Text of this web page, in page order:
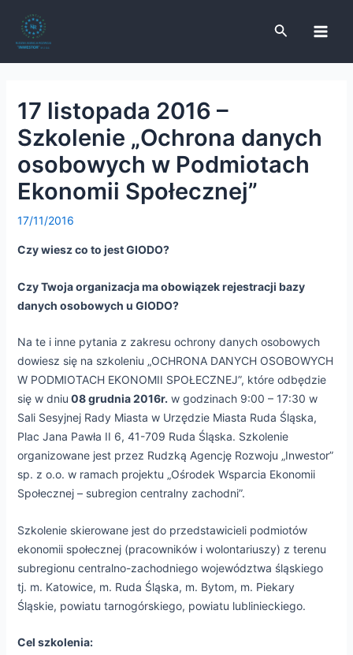
content
Search
17 listopada 2016 –
Szkolenie „Ochrona danych
osobowych w Podmiotach
Ekonomii Społecznej”
17/11/2016
Czy wiesz co to jest GIODO?
Czy Twoja organizacja ma obowiązek rejestracji bazy
danych osobowych u GIODO?
Na te i inne pytania z zakresu ochrony danych osobowych
dowiesz się na szkoleniu „OCHRONA DANYCH OSOBOWYCH
W PODMIOTACH EKONOMII SPOŁECZNEJ”, które odbędzie
się w dniu 08 grudnia 2016r. w godzinach 9:00 – 17:30 w
Sali Sesyjnej Rady Miasta w Urzędzie Miasta Ruda Śląska,
Plac Jana Pawła II 6, 41-709 Ruda Śląska. Szkolenie
organizowane jest przez Rudzką Agencję Rozwoju „Inwestor”
sp. z o.o. w ramach projektu „Ośrodek Wsparcia Ekonomii
Społecznej – subregion centralny zachodni”.
Szkolenie skierowane jest do przedstawicieli podmiotów
ekonomii społecznej (pracowników i wolontariuszy) z terenu
subregionu centralno-zachodniego województwa śląskiego
tj. m. Katowice, m. Ruda Śląska, m. Bytom, m. Piekary
Śląskie, powiatu tarnogórskiego, powiatu lublinieckiego.
Cel szkolenia:
navigation